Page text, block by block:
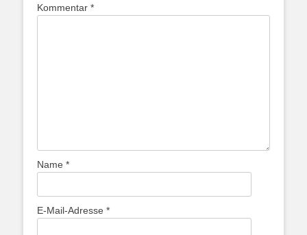
Kommentar *
Name *
E-Mail-Adresse *